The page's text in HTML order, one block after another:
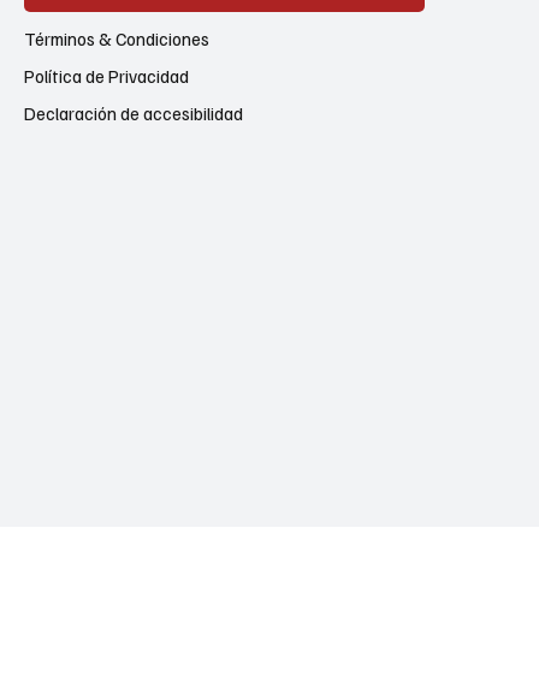
Política de Privacidad
Términos & Condiciones
Declaración de accesibilidad